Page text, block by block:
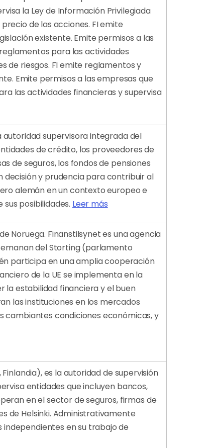
la Ley de Información Privilegiada
de las acciones. FI emite
existente. Emite permisos a las
para las actividades
de riesgos. FI emite reglamentos y
Emite permisos a las empresas que
las actividades financieras y supervisa
autoridad supervisora integrada del
de crédito, los proveedores de
de seguros, los fondos de pensiones
decisión y prudencia para contribuir al
alemán en un contexto europeo e
posibilidades. Leer más
Noruega. Finanstilsynet es una agencia
del Storting (parlamento
participa en una amplia cooperación
de la UE se implementa en la
la estabilidad financiera y el buen
las instituciones en los mercados
cambiantes condiciones económicas, y
es la autoridad de supervisión
entidades que incluyen bancos,
en el sector de seguros, firmas de
de Helsinki. Administrativamente
en su trabajo de